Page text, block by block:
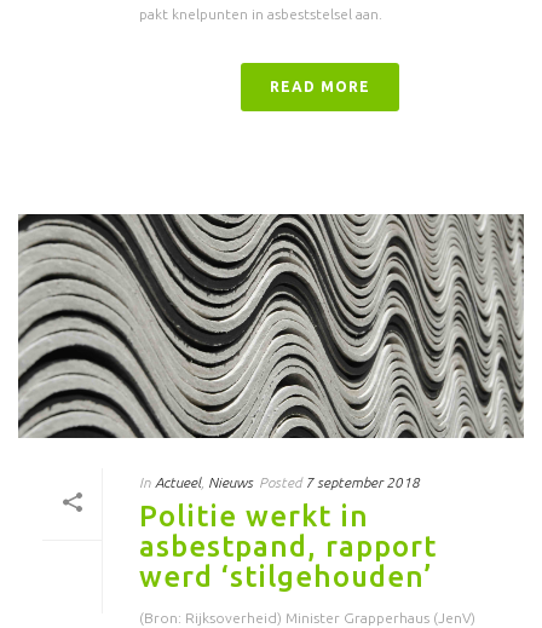
pakt knelpunten in asbeststelsel aan.
READ MORE
In Actueel, Nieuws Posted 7 september 2018
Politie werkt in
asbestpand, rapport
werd ‘stilgehouden’
(Bron: Rijksoverheid) Minister Grapperhaus (JenV)